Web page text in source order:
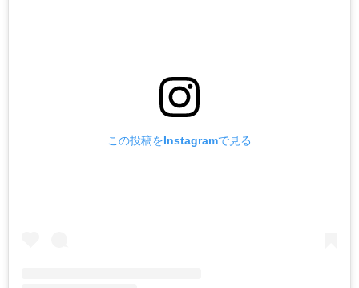
この投稿をInstagramで見る